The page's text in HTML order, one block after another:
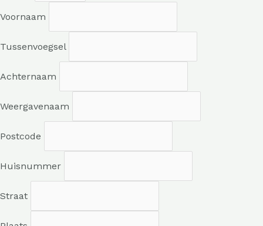
Voornaam
Tussenvoegsel
Achternaam
Weergavenaam
Postcode
Huisnummer
Straat